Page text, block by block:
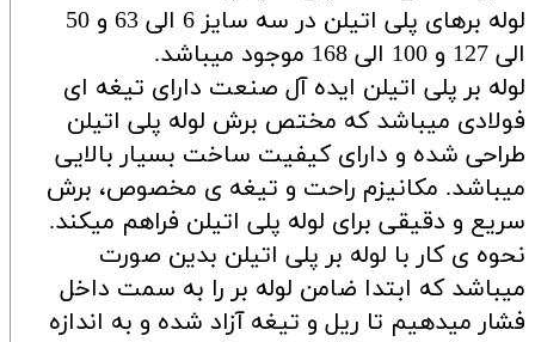
لوله برهای پلی اتیلن در سه سایز 6 الی 63 و 50
الی 127 و 100 الی 168 موجود میباشد.
لوله بر پلی اتیلن ایده آل صنعت دارای تیغه ای
فولادی میباشد که مختص برش لوله پلی اتیلن
طراحی شده و دارای کیفیت ساخت بسیار بالایی
میباشد. مکانیزم راحت و تیغه ی مخصوص، برش
سریع و دقیقی برای لوله پلی اتیلن فراهم میکند.
نحوه ی کار با لوله بر پلی اتیلن بدین صورت
میباشد که ابتدا ضامن لوله بر را به سمت داخل
فشار میدهیم تا ریل و تیغه آزاد شده و به اندازه